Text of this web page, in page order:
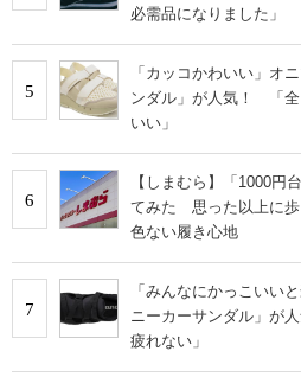
必需品になりました」
5
「カッコかわいい」オ
ンダル」が人気！ 「全
いい」
6
【しまむら】「1000円
てみた 思った以上に
色ない履き心地
7
「みんなにかっこいい
ニーカーサンダル」が
疲れない」